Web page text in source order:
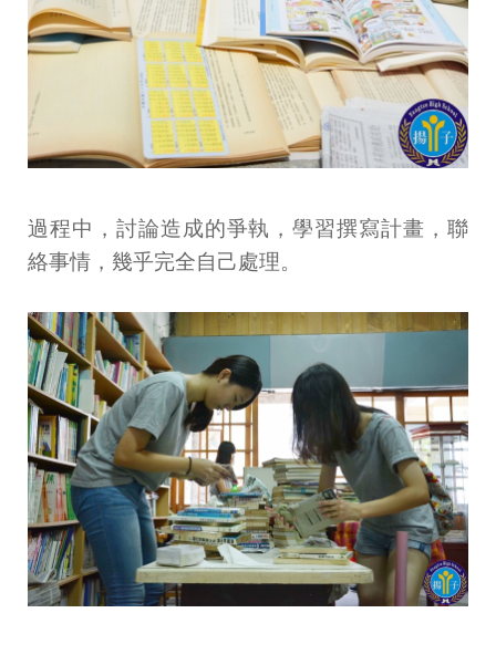
過程中，討論造成的爭執，學習撰寫計畫，聯
絡事情，幾乎完全自己處理。